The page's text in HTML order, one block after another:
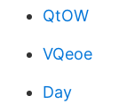
QtOW
VQeoe
Day